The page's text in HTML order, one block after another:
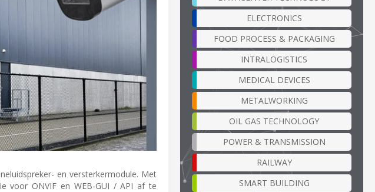
en versterkermodule. Met
voor ONVIF en WEB-GUI / API af te
ELECTRONICS
FOOD PROCESS & PACKAGING
INTRALOGISTICS
MEDICAL DEVICES
METALWORKING
OIL GAS TECHNOLOGY
POWER & TRANSMISSION
RAILWAY
SMART BUILDING